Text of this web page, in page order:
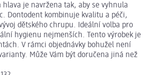
je navržena tak, aby se vyhnula
Dontodent kombinuje kvalitu a péči,
dětského chrupu. Ideální volba pro
hygienu nejmenších. Tento výrobek je
V rámci objednávky bohužel není
Může Vám být doručena jiná než